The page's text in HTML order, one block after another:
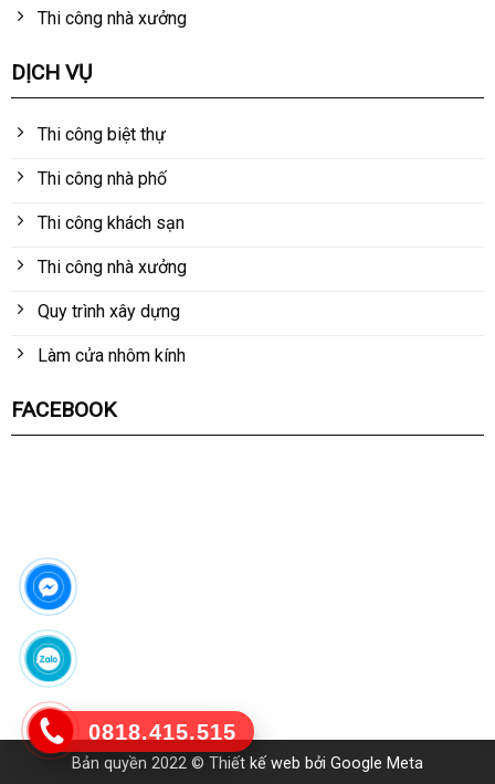
0818.415.515
Thi công nhà xưởng
DỊCH VỤ
Thi công biệt thự
Thi công nhà phố
Thi công khách sạn
Thi công nhà xưởng
Quy trình xây dựng
Làm cửa nhôm kính
FACEBOOK
Bản quyền 2022 © Thiết kế web bởi Google Meta